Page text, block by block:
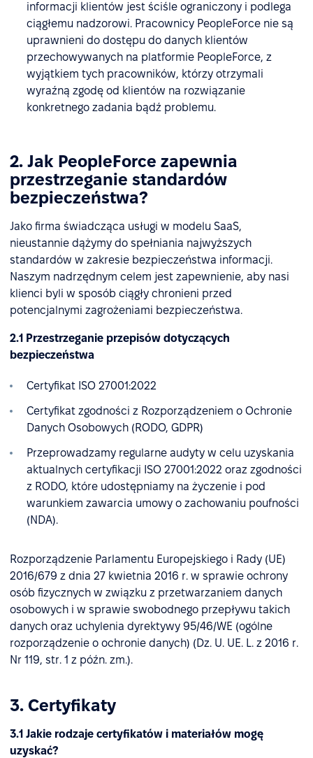
informacji klientów jest ściśle ograniczony i podlega
ciągłemu nadzorowi. Pracownicy PeopleForce nie są
uprawnieni do dostępu do danych klientów
przechowywanych na platformie PeopleForce, z
wyjątkiem tych pracowników, którzy otrzymali
wyraźną zgodę od klientów na rozwiązanie
konkretnego zadania bądź problemu.
2. Jak PeopleForce zapewnia
przestrzeganie standardów
bezpieczeństwa?
Jako firma świadcząca usługi w modelu SaaS,
nieustannie dążymy do spełniania najwyższych
standardów w zakresie bezpieczeństwa informacji.
Naszym nadrzędnym celem jest zapewnienie, aby nasi
klienci byli w sposób ciągły chronieni przed
potencjalnymi zagrożeniami bezpieczeństwa.
2.1 Przestrzeganie przepisów dotyczących
bezpieczeństwa
Certyfikat ISO 27001:2022
Certyfikat zgodności z Rozporządzeniem o Ochronie
Danych Osobowych (RODO, GDPR)
Przeprowadzamy regularne audyty w celu uzyskania
aktualnych certyfikacji ISO 27001:2022 oraz zgodności
z RODO, które udostępniamy na życzenie i pod
warunkiem zawarcia umowy o zachowaniu poufności
(NDA).
Rozporządzenie Parlamentu Europejskiego i Rady (UE)
2016/679 z dnia 27 kwietnia 2016 r. w sprawie ochrony
osób fizycznych w związku z przetwarzaniem danych
osobowych i w sprawie swobodnego przepływu takich
danych oraz uchylenia dyrektywy 95/46/WE (ogólne
rozporządzenie o ochronie danych) (Dz. U. UE. L. z 2016 r.
Nr 119, str. 1 z późn. zm.).
3. Certyfikaty
3.1 Jakie rodzaje certyfikatów i materiałów mogę
uzyskać?